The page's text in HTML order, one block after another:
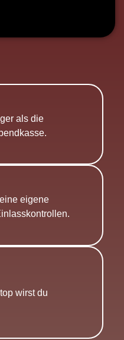
als die
eigene
wirst du